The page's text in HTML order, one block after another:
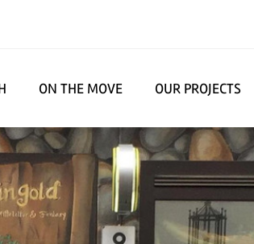
ON THE MOVE OUR PROJECTS